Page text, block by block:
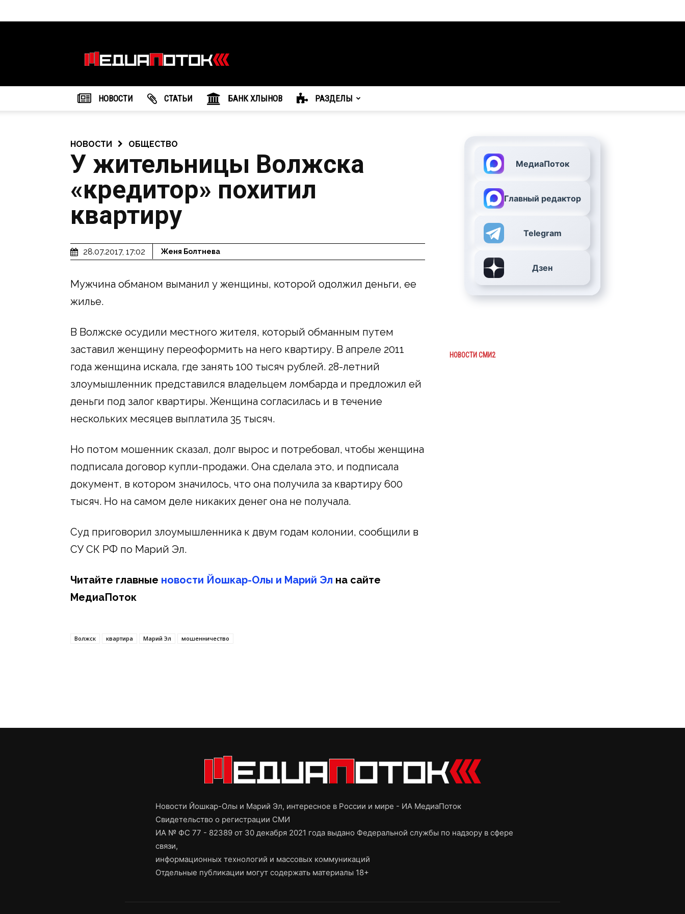
агентство
"МедиаПоток"
НОВОСТИ CТАТЬИ БАНК ХЛЫНОВ РАЗДЕЛЫ
НОВОСТИ ОБЩЕСТВО
У жительницы Волжска
«кредитор» похитил
квартиру
28.07.2017, 17:02 Женя Болтнева
Мужчина обманом выманил у женщины, которой одолжил деньги, ее
жилье.
В Волжске осудили местного жителя, который обманным путем
заставил женщину переоформить на него квартиру. В апреле 2011
года женщина искала, где занять 100 тысяч рублей. 28-летний
злоумышленник представился владельцем ломбарда и предложил ей
деньги под залог квартиры. Женщина согласилась и в течение
нескольких месяцев выплатила 35 тысяч.
Но потом мошенник сказал, долг вырос и потребовал, чтобы женщина
подписала договор купли-продажи. Она сделала это, и подписала
документ, в котором значилось, что она получила за квартиру 600
тысяч. Но на самом деле никаких денег она не получала.
Суд приговорил злоумышленника к двум годам колонии, сообщили в
СУ СК РФ по Марий Эл.
Читайте главные новости Йошкар-Олы и Марий Эл на сайте
МедиаПоток
Волжск квартира Марий Эл мошенничество
МедиаПоток
Главный редактор
Telegram
Дзен
НОВОСТИ СМИ2
Новости Йошкар-Олы и Марий Эл, интересное в России и мире - ИА МедиаПоток
Свидетельство о регистрации СМИ
ИА № ФС 77 - 82389 от 30 декабря 2021 года выдано Федеральной службы по надзору в сфере
связи,
информационных технологий и массовых коммуникаций
Отдельные публикации могут содержать материалы 18+